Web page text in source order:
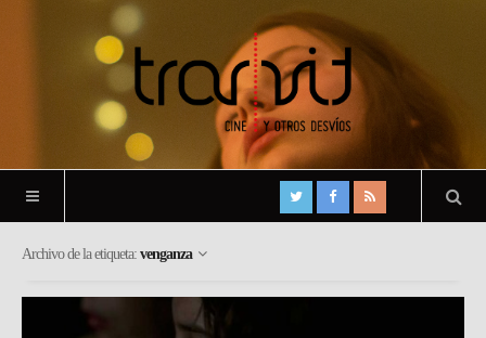
Archivo de la etiqueta: venganza